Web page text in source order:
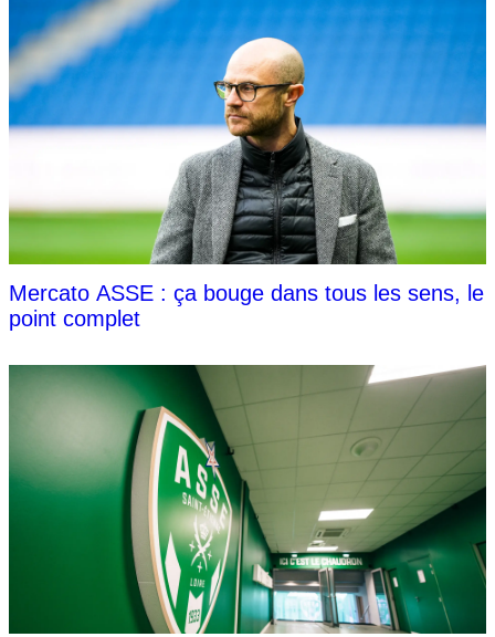
Mercato ASSE : ça bouge dans tous les sens, le
point complet